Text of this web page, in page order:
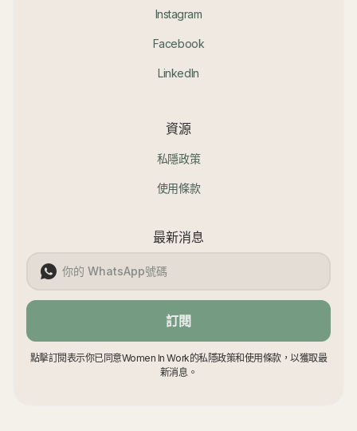
Instagram
Facebook
LinkedIn
資源
私隱政策
使用條款
最新消息
訂閱
點擊訂閱表示你已同意Women In Work的私隱政策和使用條款，以獲取最
新消息。